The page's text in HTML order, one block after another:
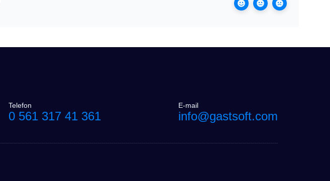
Telefon
0 561 317 41 361
E-mail
info@gastsoft.com